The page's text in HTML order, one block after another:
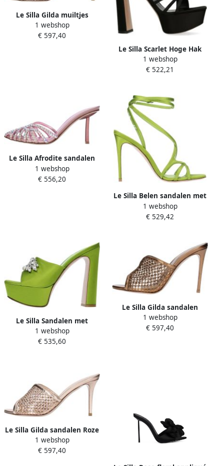
Le Silla Gilda muiltjes
verfraaid met kristal Beige
1 webshop
€ 597,40
Le Silla Scarlet Hoge Hak
Sandalen Black Dames
1 webshop
€ 522,21
Le Silla Afrodite sandalen
met bandjes Roze
1 webshop
€ 556,20
Le Silla Belen sandalen met
bandjes Groen
1 webshop
€ 529,42
Le Silla Sandalen met
plateauzool Groen
1 webshop
€ 535,60
Le Silla Gilda sandalen
Bruin
1 webshop
€ 597,40
Le Silla Gilda sandalen Roze
1 webshop
€ 597,40